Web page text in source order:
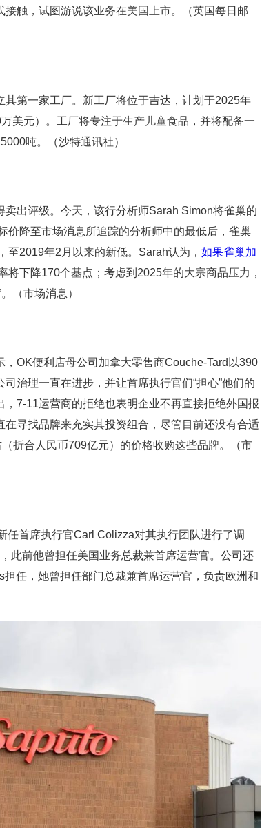
触，试图游说该业务在美国上市。（英国每日邮
第一家工厂。新工厂将位于吉达，计划于2025年
美元）。工厂将专注于生产儿童食品，并将配备一
吨。（沙特通讯社）
出评级。今天，该行分析师Sarah Simon将雀巢的
价降至市场消息所追踪的分析师中的最低后，雀巢
至2019年2月以来的新低。Sarah认为， 如果雀巢加
将下降170个基点；考虑到2025年的大宗商品压力，
（市场消息）
OK便利店母公司加拿大零售商Couche-Tard以390
治理一直在进步，并让首席执行官们“担心”他们的
7-11运营商的拒绝也表明企业不再直接拒绝外国报
寻找品牌来充实其投资组合，尽管目前还没有合适
折合人民币709亿元）的价格收购这些品牌。（市
任首席执行官Carl Colizza对其执行团队进行了调
此前他曾担任美国业务总裁兼首席运营官。公司还
任，她曾担任部门总裁兼首席运营官，负责欧洲和